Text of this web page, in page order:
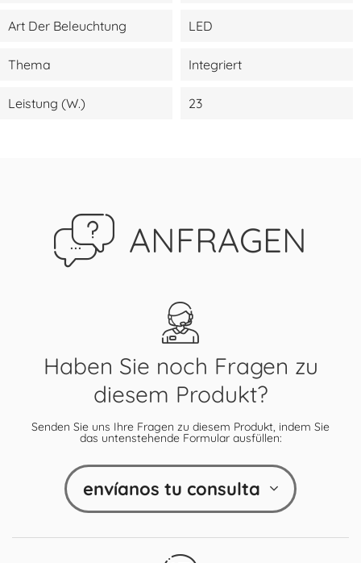
Art Der Beleuchtung LED
Thema Integriert
Leistung (W.) 23
ANFRAGEN
Haben Sie noch Fragen zu
diesem Produkt?
Senden Sie uns Ihre Fragen zu diesem Produkt, indem Sie
das untenstehende Formular ausfüllen:
envíanos tu consulta